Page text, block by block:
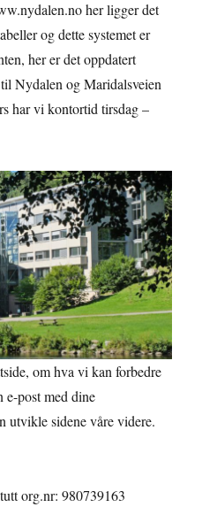
her ligger det
og dette systemet er
her er det oppdatert
Nydalen og Maridalsveien
har vi kontortid tirsdag –
om hva vi kan forbedre
e-post med dine
utvikle sidene våre videre.
org.nr: 980739163